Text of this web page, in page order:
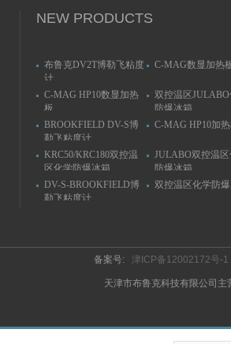
NEW PRODUCTS
布鲁克DV2T博勒飞粘度
计
C-MAG数显加热
C-MAG HP10数显加热
板
双控温区
防爆冰箱
BROOKFIELD DV-S博
勒飞粘度计
C-MAG HP10加
KRC50/KRC180双控温
区化学防爆冰箱
JULABO双控温
防爆冰箱
DV-S-BROOKFIELD博
勒飞粘度计
双控温区化学防
备案号:津ICP备12002172号-1
天津市布鲁克科技有限公司主